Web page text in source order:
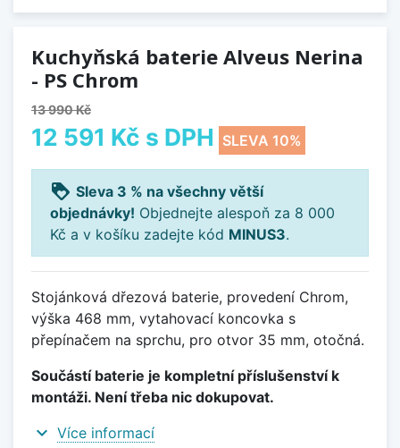
Kuchyňská baterie Alveus Nerina
- PS Chrom
13 990 Kč
12 591 Kč s DPH SLEVA 10%
loyalty Sleva 3 % na všechny větší
objednávky! Objednejte alespoň za 8 000
Kč a v košíku zadejte kód MINUS3.
Stojánková dřezová baterie, provedení Chrom,
výška 468 mm, vytahovací koncovka s
přepínačem na sprchu, pro otvor 35 mm, otočná.
Součástí baterie je kompletní příslušenství k
montáži. Není třeba nic dokupovat.
expand_more Více informací